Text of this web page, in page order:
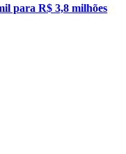
para R$ 3,8 milhões